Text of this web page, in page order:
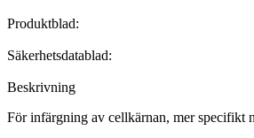
Produktblad:
Säkerhetsdatablad:
Beskrivning
För infärgning av cellkärnan, mer specifikt